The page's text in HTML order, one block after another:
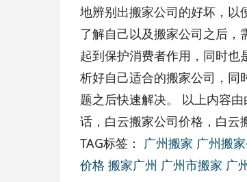
地辨别出搬家公司的好坏，以
了解自己以及搬家公司之后
起到保护消费者作用，同时
析好自己适合的搬家公司，同
题之后快速解决。 以上内容
话，白云搬家公司价格，白云
TAG标签： 广州搬家 广州搬
价格 搬家广州 广州市搬家 广